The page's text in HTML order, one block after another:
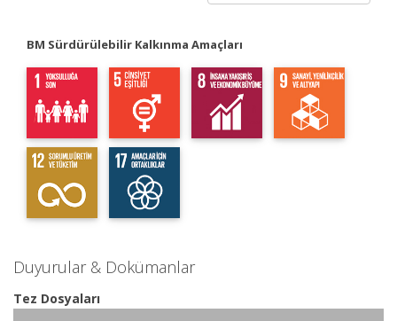
BM Sürdürülebilir Kalkınma Amaçları
Duyurular & Dokümanlar
Tez Dosyaları